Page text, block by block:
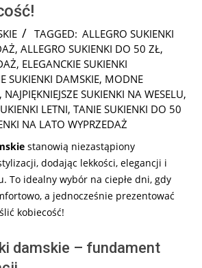
TAGGED: ALLEGRO SUKIENKI
, ALLEGRO SUKIENKI DO 50 ZŁ,
, ELEGANCKIE SUKIENKI
SUKIENKI DAMSKIE, MODNE
, NAJPIĘKNIEJSZE SUKIENKI NA WESELU,
LETNI, TANIE SUKIENKI DO 50
NA LATO WYPRZEDAŻ
stanowią niezastąpiony
dodając lekkości, elegancji i
To idealny wybór na ciepłe dni, gdy
a jednocześnie prezentować
kobiecość!
damskie – fundament